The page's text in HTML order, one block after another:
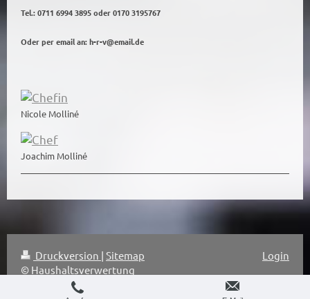
Tel.: 0711 6994 3895 oder 0170 3195767
Oder per email an: h-r-v@email.de
Nicole Molliné
Joachim Molliné
Druckversion | Sitemap
© Haushaltsverwertung
Login
Webansicht